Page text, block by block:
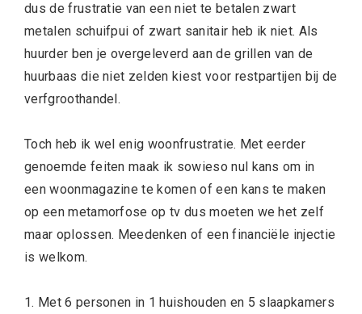
dus de frustratie van een niet te betalen zwart
metalen schuifpui of zwart sanitair heb ik niet. Als
huurder ben je overgeleverd aan de grillen van de
huurbaas die niet zelden kiest voor restpartijen bij de
verfgroothandel.
Toch heb ik wel enig woonfrustratie. Met eerder
genoemde feiten maak ik sowieso nul kans om in
een woonmagazine te komen of een kans te maken
op een metamorfose op tv dus moeten we het zelf
maar oplossen. Meedenken of een financiële injectie
is welkom.
1. Met 6 personen in 1 huishouden en 5 slaapkamers